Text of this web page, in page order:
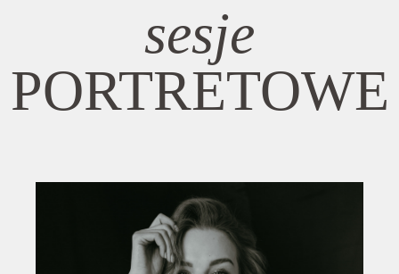
sesje
PORTRETOWE